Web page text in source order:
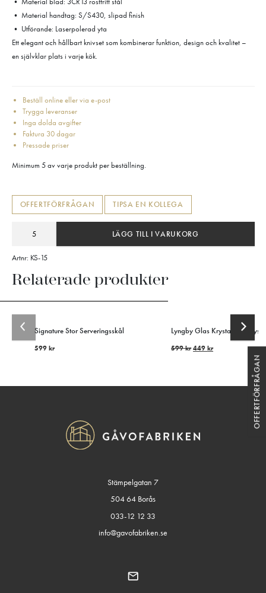
• Material handtag: S/S430, slipad finish
• Utförande: Laserpolerad yta
Ett elegant och hållbart knivset som kombinerar funktion, design och kvalitet –
en självklar plats i varje kök.
Beställ online eller via e-post
Trygga leveranser
Inga dolda avgifter
Faktura 30 dagar
Pressade priser
Minimum 5 av varje produkt per beställning.
OFFERTFÖRFRÅGAN TIPSA EN KOLLEGA
LÄGG TILL I VARUKORG
Artnr: KS-15
Relaterade produkter
Signature Stor Serveringsskål
599 kr
Lyngby Glas Krystal
599kr 449kr
Stämpelgatan 7
504 64 Borås
033-12 12 33
info@gavofabriken.se
OFFERTFÖRFRÅGAN